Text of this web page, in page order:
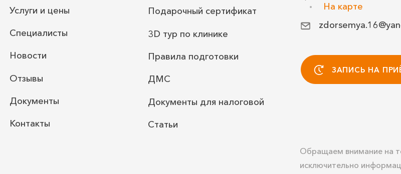
На карте
ЗАПИСЬ НА
Услуги и цены
Специалисты
Новости
Отзывы
Документы
Контакты
Подарочный сертификат
3D тур по клинике
Правила подготовки
ДМС
Документы для налоговой
Статьи
Обращаем внимание на
исключительно